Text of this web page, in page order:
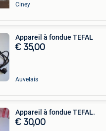
Ciney
Appareil à fondue TEFAL
€ 35,00
Auvelais
Appareil à fondue TEFAL.
€ 30,00